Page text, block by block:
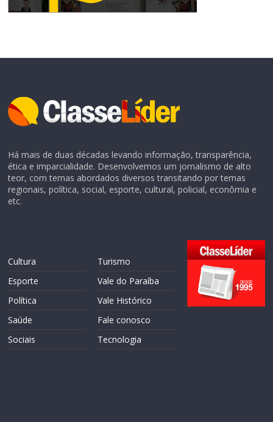
Há mais de duas décadas levando informação, transparência,
ética e imparcialidade. Desenvolvemos um jornalismo de alto
teor, com temas abordados diversos transitando por temas
regionais, política, social, esporte, cultural, policial, econômia e
etc.
Cultura
Esporte
Política
Saúde
Sociais
Turismo
Vale do Paraíba
Vale Histórico
Fale conosco
Tecnologia